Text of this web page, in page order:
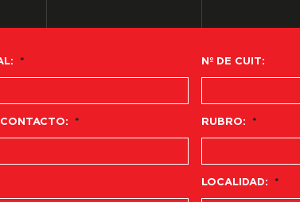
* Nº DE CUIT:
* RUBRO: *
LOCALIDAD: *